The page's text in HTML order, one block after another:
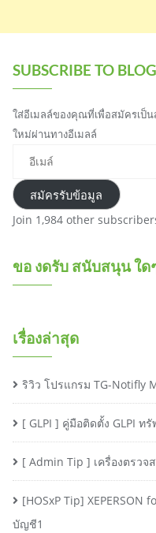
SUBSCRIBE TO
ใส่อีเมลล์ของคุณที่เพื่อสมัครเป็
ใหม่ผ่านทางอีเมลล์
อีเมล์
สมัครรับข้อมูล
Join 1,984 other
ขอ งดรับ สนับสนุน ใด
เรื่องล่าสุด
ริวิว โปรแกรม TG-Notifly
[ GLPI ] คู่มือติดตั้ง GLPI
[ Admin Tip ] เครื่องตรว
[HOSxP Tip] XEPERSON
บัญชี1